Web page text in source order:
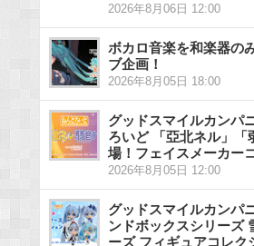
2026年8月06日 12:00
ボカロ音楽を和楽器の
ブ企画！
2026年8月05日 18:00
グッドスマイルカンパ
ろいど 「亞北ネル」「
場！フェイスメーカー
2026年8月05日 12:00
グッドスマイルカンパ
ンドボックスシリーズ
ーズ フィギュアコレク